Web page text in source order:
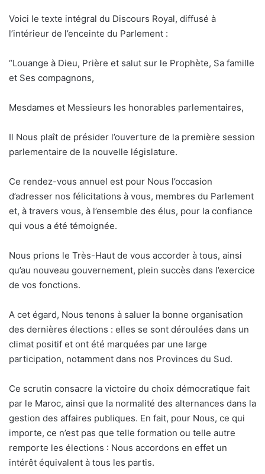
Voici le texte intégral du Discours Royal, diffusé à
l’intérieur de l’enceinte du Parlement :
“Louange à Dieu, Prière et salut sur le Prophète, Sa famille
et Ses compagnons,
Mesdames et Messieurs les honorables parlementaires,
Il Nous plaît de présider l’ouverture de la première session
parlementaire de la nouvelle législature.
Ce rendez-vous annuel est pour Nous l’occasion
d’adresser nos félicitations à vous, membres du Parlement
et, à travers vous, à l’ensemble des élus, pour la confiance
qui vous a été témoignée.
Nous prions le Très-Haut de vous accorder à tous, ainsi
qu’au nouveau gouvernement, plein succès dans l’exercice
de vos fonctions.
A cet égard, Nous tenons à saluer la bonne organisation
des dernières élections : elles se sont déroulées dans un
climat positif et ont été marquées par une large
participation, notamment dans nos Provinces du Sud.
Ce scrutin consacre la victoire du choix démocratique fait
par le Maroc, ainsi que la normalité des alternances dans la
gestion des affaires publiques. En fait, pour Nous, ce qui
importe, ce n’est pas que telle formation ou telle autre
remporte les élections : Nous accordons en effet un
intérêt équivalent à tous les partis.